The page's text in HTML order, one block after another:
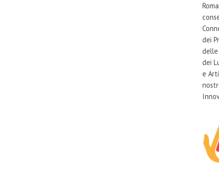
dei
delle
dei
e